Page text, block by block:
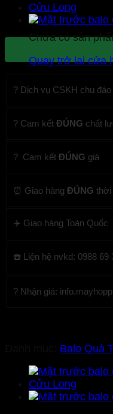
Chưa có sản
Quay trở lại cửa
? Dịch vụ CSKH chu đáo
? Cam kết ĐÚNG chất
? Cam kết ĐÚNG giá
⏰ Giao hàng ĐÚNG thời
✈️ Giao hàng Toàn Quốc
☎️ Liện hệ nvkd: 0988 69
? Nhận giá:
Balo Quà